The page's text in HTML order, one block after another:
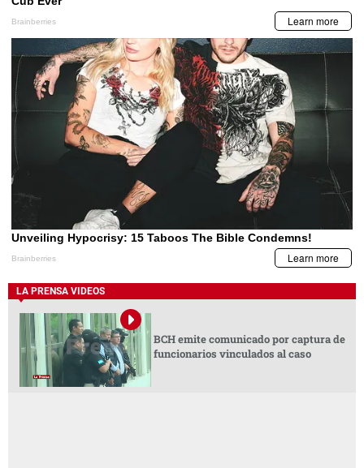
LA PRENSA VIDEOS
BCH emite comunicado por captura de
funcionarios vinculados al caso